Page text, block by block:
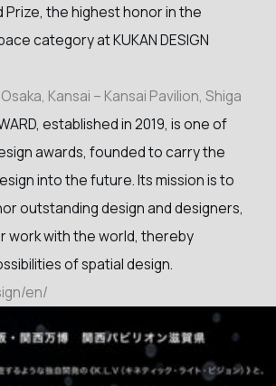
Prize, the highest honor in the
category at KUKAN DESIGN
Kansai – Kansai Pavilion, Shiga
established in 2019, is one of
awards, founded to carry the
into the future. Its mission is to
outstanding design and designers,
work with the world, thereby
of spatial design.
en/